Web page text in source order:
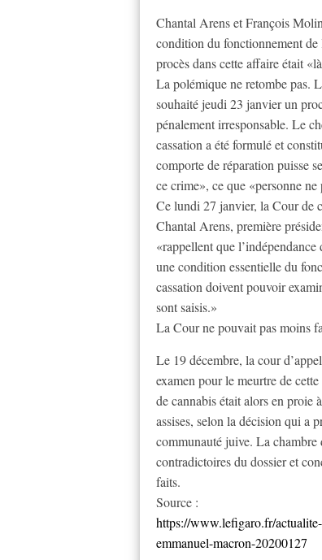
Chantal Arens et François
condition du fonctionnement de
procès dans cette affaire était
La polémique ne retombe pas.
souhaité jeudi 23 janvier un
pénalement irresponsable. Le
cassation a été formulé et
comporte de réparation puisse
ce crime», ce que «personne
Ce lundi 27 janvier, la Cour de
Chantal Arens, première
«rappellent que
une condition essentielle du
cassation doivent pouvoir
sont saisis.»
La Cour ne pouvait pas moins
Le 19 décembre, la cour
examen pour le meurtre de
de cannabis était alors en proie
assises, selon la décision qui a
communauté juive. La chambre
contradictoires du dossier et
faits.
Source :
https://www.lefigaro.fr/
emmanuel-macron-20200127